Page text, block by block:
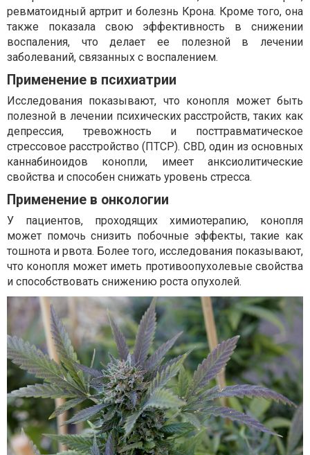
ревматоидный артрит и болезнь Крона. Кроме того, она
также показала свою эффективность в снижении
воспаления, что делает ее полезной в лечении
заболеваний, связанных с воспалением.
Применение в психиатрии
Исследования показывают, что конопля может быть
полезной в лечении психических расстройств, таких как
депрессия, тревожность и посттравматическое
стрессовое расстройство (ПТСР). CBD, один из основных
каннабиноидов конопли, имеет анксиолитические
свойства и способен снижать уровень стресса.
Применение в онкологии
У пациентов, проходящих химиотерапию, конопля
может помочь снизить побочные эффекты, такие как
тошнота и рвота. Более того, исследования показывают,
что конопля может иметь противоопухолевые свойства
и способствовать снижению роста опухолей.